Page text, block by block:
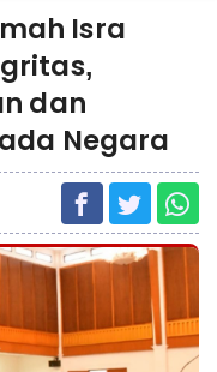
Isra
dan
Negara